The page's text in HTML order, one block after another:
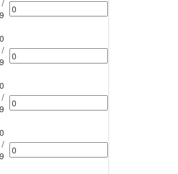
/
/
/
/